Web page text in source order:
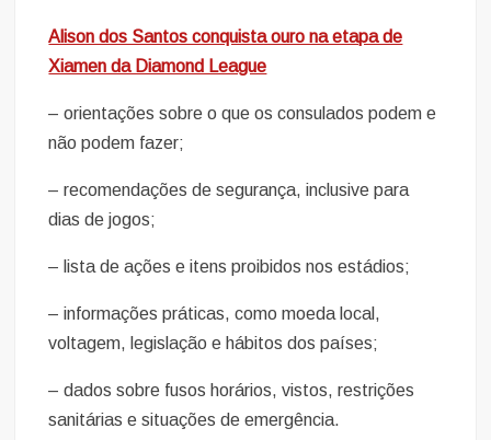
Alison dos Santos conquista ouro na etapa de
Xiamen da Diamond League
– orientações sobre o que os consulados podem e
não podem fazer;
– recomendações de segurança, inclusive para
dias de jogos;
– lista de ações e itens proibidos nos estádios;
– informações práticas, como moeda local,
voltagem, legislação e hábitos dos países;
– dados sobre fusos horários, vistos, restrições
sanitárias e situações de emergência.